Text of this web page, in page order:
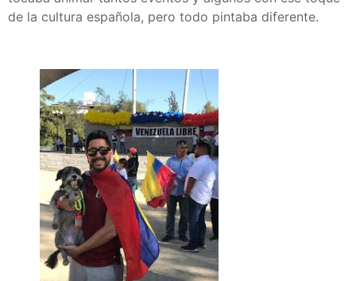
de la cultura española, pero todo pintaba diferente.